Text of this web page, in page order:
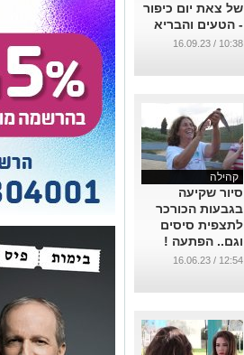
של צאת יום כיפור
- הטעים והבריא
ביותר בעולם
10:38 / 16.09.23
קהילה
סיור שקיעה
בגבעות הכורכר
לתצפית סיסים
וגם.. הפתעה !
...
12:54 / 16.06.23